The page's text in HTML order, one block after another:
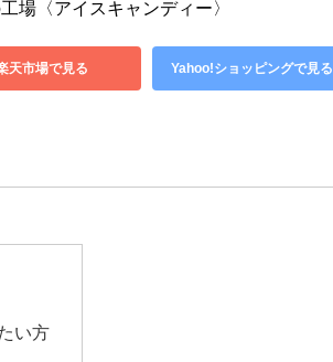
場〈アイスキャンディー〉
天市場で見る Yahoo!ショッピングで見る
い方